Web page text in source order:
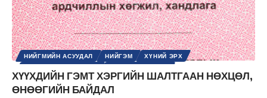
НИЙГМИЙН АСУУДАЛ НИЙГЭМ
ХҮНИЙ ЭРХ
ХҮҮХДИЙН ГЭМТ ХЭРГИЙН ШАЛТГААН НӨХЦӨЛ,
ӨНӨӨГИЙН БАЙДАЛ